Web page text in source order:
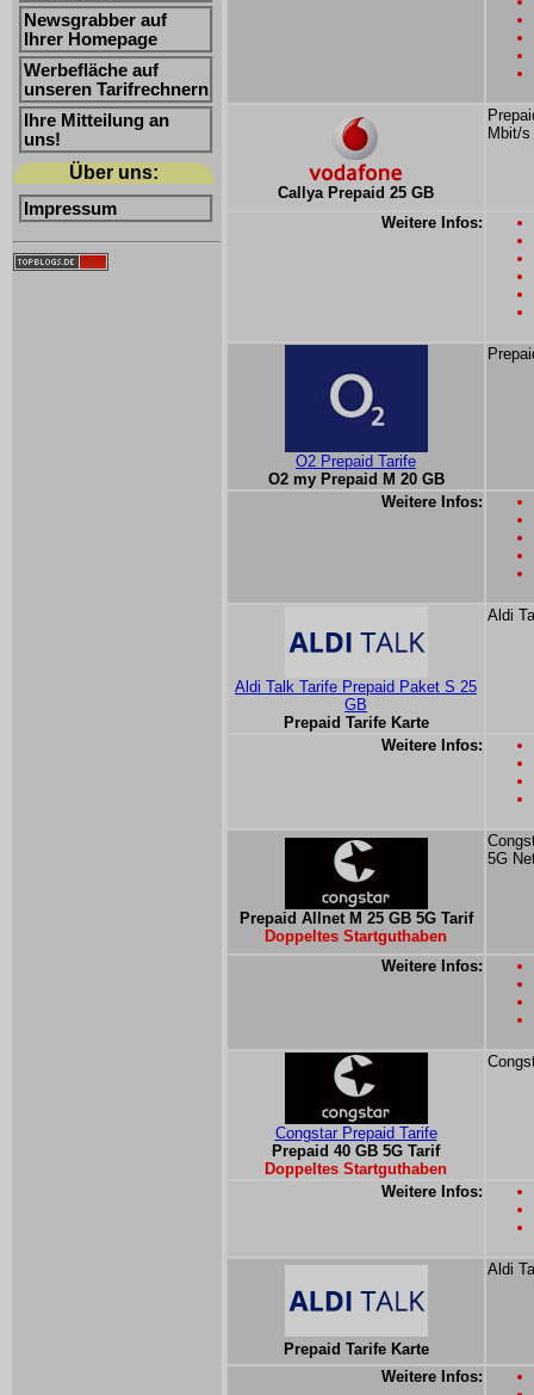
Newsgrabber auf
Ihrer Homepage
Werbefläche auf
unseren Tarifrechnern
Ihre Mitteilung an
uns!
Über uns:
Impressum
Callya Prepaid 25 GB
Mbit/s
Weitere Infos:
O2 Prepaid Tarife
O2 my Prepaid M 20 GB
Weitere Infos:
Aldi Talk Tarife Prepaid Paket S 25
GB
Prepaid Tarife Karte
Aldi
Weitere Infos:
Prepaid Allnet M 25 GB 5G Tarif
Doppeltes Startguthaben
5G
Weitere Infos:
Congstar Prepaid Tarife
Prepaid 40 GB 5G Tarif
Doppeltes Startguthaben
Weitere Infos:
Prepaid Tarife Karte
Aldi
Weitere Infos: